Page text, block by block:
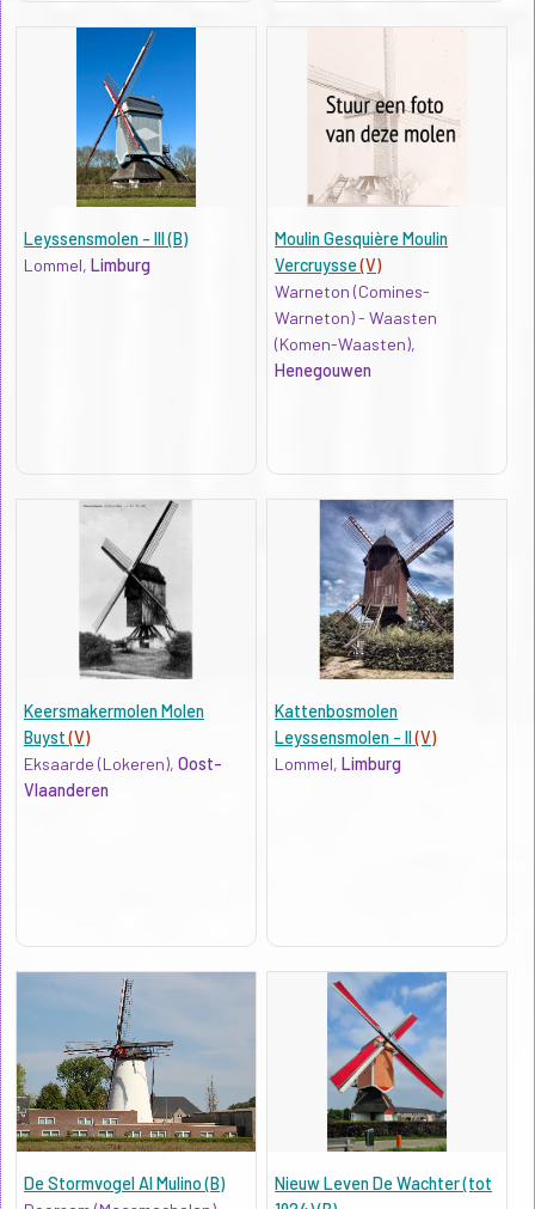
Leyssensmolen - III (B)
Lommel, Limburg
Moulin Gesquière Moulin
Vercruysse(V)
Warneton (Comines-
Warneton) - Waasten
(Komen-Waasten),
Henegouwen
Keersmakermolen Molen
Buyst(V)
Eksaarde (Lokeren), Oost-
Vlaanderen
Kattenbosmolen
Leyssensmolen - II(V)
Lommel,Limburg
De Stormvogel Al Mulino (B)
Nieuw Leven De Wachter (tot